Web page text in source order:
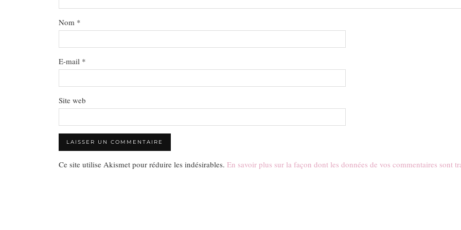
Nom *
E-mail *
Site web
Ce site utilise Akismet pour réduire les indésirables. En savoir plus sur la façon dont les données de vos commentaires sont